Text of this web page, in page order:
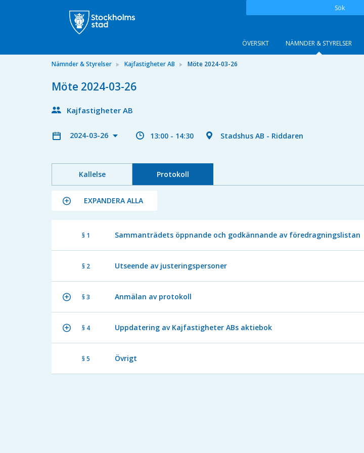
Sök
ÖVERSIKT NÄMNDER & STYRELSER
Nämnder & Styrelser Kajfastigheter AB Möte 2024-03-26
Möte 2024-03-26
Kajfastigheter AB
2024-03-26 13:00 - 14:30 Stadshus AB - Riddaren
Kallelse Protokoll
EXPANDERA ALLA
§ 1 Sammanträdets öppnande och godkännande av föredragningslistan
§ 2 Utseende av justeringspersoner
§ 3 Anmälan av protokoll
§ 4 Uppdatering av Kajfastigheter ABs aktiebok
§ 5 Övrigt